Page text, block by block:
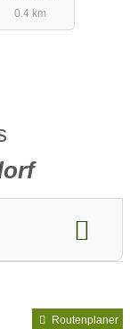
0.4 km
Routenplaner